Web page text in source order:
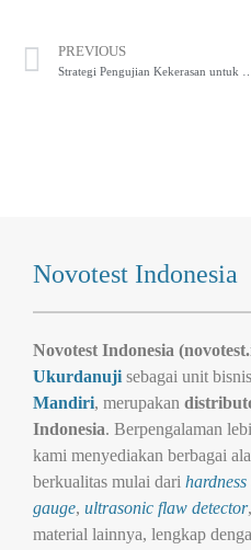
PREVIOUS
Strategi Pengujian Kekerasan untuk
Novotest Indonesia
Novotest Indonesia
Ukurdanujisebagai unit
Mandiri, merupakan
Indonesia. Berpengalaman
kami menyediakan berbagai
berkualitas mulai dari hardness
gauge, ultrasonic flaw detector
material lainnya, lengkap